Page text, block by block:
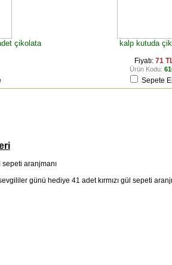
çikolata kalp kutuda
Fiyatı: 71
Ürün Kodu:
Sepete
sepeti aranjmanı
günü hediye 41 adet kırmızı gül sepeti